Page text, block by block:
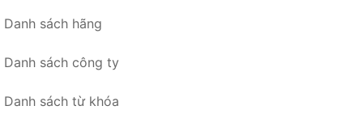
Danh sách hãng
Danh sách công ty
Danh sách từ khóa